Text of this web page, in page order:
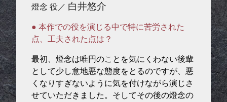
燈念 役／ 白井悠介
● 本作での役を演じる中で特に苦労された
点、工夫された点は？
最初、燈念は唯円のことを気にくわない後輩
として少し意地悪な態度をとるのですが、悪
くなりすぎないように気を付けながら演じさ
せていただきました。そしてその後の燈念の